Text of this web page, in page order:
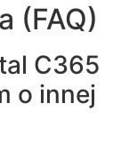
(FAQ)
C365
o innej